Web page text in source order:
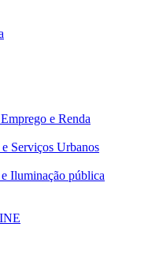
e Renda
Serviços Urbanos
Iluminação pública